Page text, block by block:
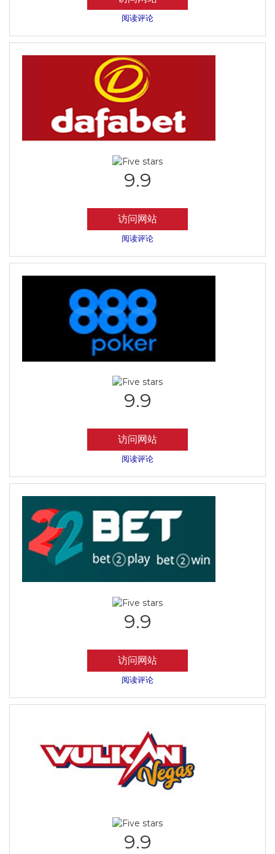
阅读评论
9.9
访问网站
阅读评论
9.9
访问网站
阅读评论
9.9
访问网站
阅读评论
9.9